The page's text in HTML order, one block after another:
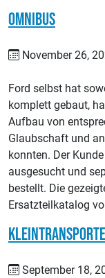
Omnibus
November 26,
Ford selbst hat
komplett gebaut,
Aufbau von
Glaubschaft und
konnten. Der
ausgesucht und
bestellt. Die
Ersatzteilkatalog
September 18,